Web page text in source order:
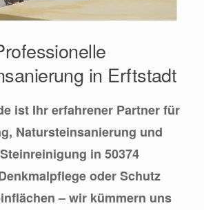
in Erftstadt
ist Ihr erfahrener Partner für
Natursteinsanierung und
in 50374
oder Schutz
– wir kümmern uns